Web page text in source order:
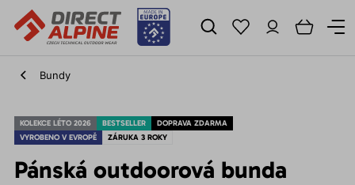
Bundy
KOLEKCE LÉTO 2026 BESTSELLER
DOPRAVA ZDARMA
VYROBENO V EVROPĚ
ZÁRUKA 3 ROKY
Pánská outdoorová bunda